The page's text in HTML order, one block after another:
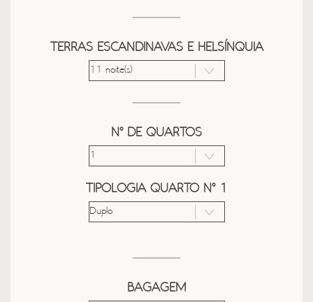
TERRAS ESCANDINAVAS E HELSÍNQUIA
Nº DE QUARTOS
TIPOLOGIA QUARTO Nº 1
BAGAGEM